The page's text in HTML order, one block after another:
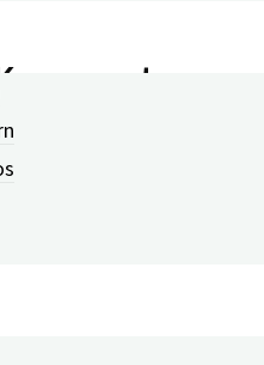
veröffentlicht.